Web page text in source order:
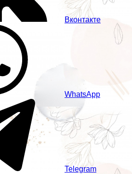
Вконтакте
WhatsApp
Telegram